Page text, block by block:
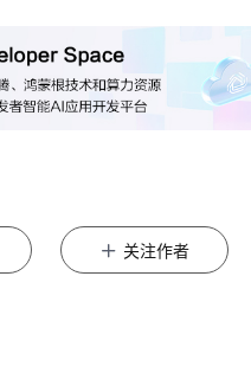
关注作者